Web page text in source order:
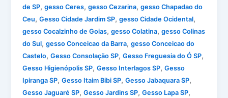
de SP,gesso Ceres,gesso Cezarina,gesso Chapadao do
Ceu,Gesso Cidade Jardim SP,gesso Cidade Ocidental,
gesso Cocalzinho de Goias,gesso Colatina,gesso Colinas
do Sul,gesso Conceicao da Barra,gesso Conceicao do
Castelo,Gesso Consolação SP,Gesso Freguesia do Ó SP,
Gesso Higienópolis SP,Gesso Interlagos SP,Gesso
Ipiranga SP,Gesso Itaim Bibi SP,Gesso Jabaquara SP,
Gesso Jaguaré SP,Gesso Jardins SP,Gesso Lapa SP,